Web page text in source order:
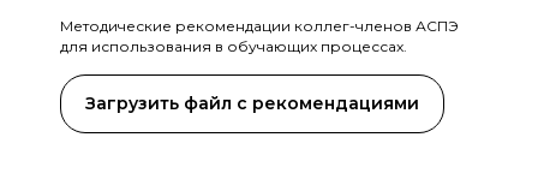
Методические рекомендации коллег-членов АСПЭ
для использования в обучающих процессах.
Загрузить файл с рекомендациями